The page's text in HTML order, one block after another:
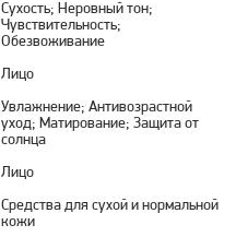
Сухость; Неровный тон;
Чувствительность;
Обезвоживание
Лицо
Увлажнение; Антивозрастной
уход; Матирование; Защита от
солнца
Лицо
Средства для сухой и нормальной
кожи